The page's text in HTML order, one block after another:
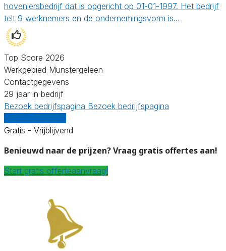
hoveniersbedrijf dat is opgericht op 01-01-1997. Het bedrijf
telt 9 werknemers en de ondernemingsvorm is…
Top Score 2026
Werkgebied Munstergeleen
Contactgegevens
29 jaar in bedrijf
Bezoek bedrijfspagina Bezoek bedrijfspagina
Gratis - Vrijblijvend
Benieuwd naar de prijzen? Vraag gratis offertes aan!
Start gratis offerteaanvraag!